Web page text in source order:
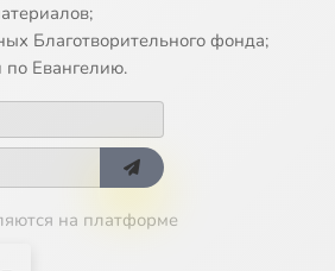
Благотворительного фонда;
Евангелию.
на платформе